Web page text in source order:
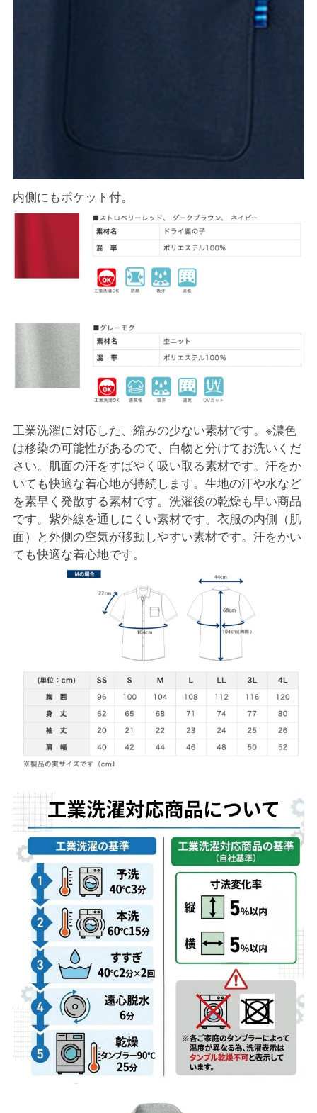
内側にもポケット付。
工業洗濯に対応した、縮みの少ない素材です。※濃色
は移染の可能性があるので、白物と分けてお洗いくだ
さい。肌面の汗をすばやく吸い取る素材です。汗をか
いても快適な着心地が持続します。生地の汗や水など
を素早く発散する素材です。洗濯後の乾燥も早い商品
です。紫外線を通しにくい素材です。衣服の内側（肌
面）と外側の空気が移動しやすい素材です。汗をかい
ても快適な着心地です。